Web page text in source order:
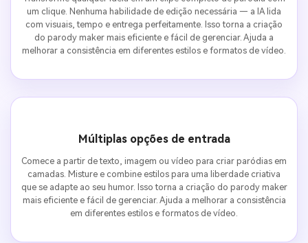
um clique. Nenhuma habilidade de edição necessária — a IA lida
com visuais, tempo e entrega perfeitamente. Isso torna a criação
do parody maker mais eficiente e fácil de gerenciar. Ajuda a
melhorar a consistência em diferentes estilos e formatos de vídeo.
Múltiplas opções de entrada
Comece a partir de texto, imagem ou vídeo para criar paródias em
camadas. Misture e combine estilos para uma liberdade criativa
que se adapte ao seu humor. Isso torna a criação do parody maker
mais eficiente e fácil de gerenciar. Ajuda a melhorar a consistência
em diferentes estilos e formatos de vídeo.